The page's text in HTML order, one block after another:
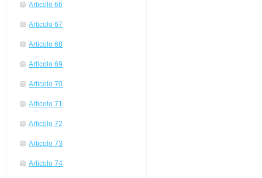
Articolo 66
Articolo 67
Articolo 68
Articolo 69
Articolo 70
Articolo 71
Articolo 72
Articolo 73
Articolo 74